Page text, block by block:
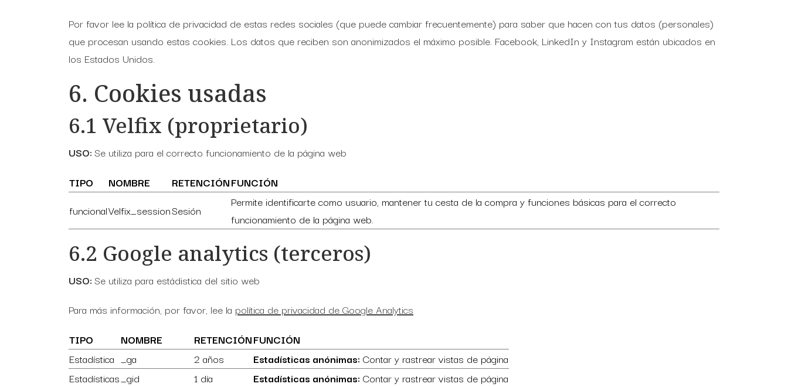
Por favor lee la política de privacidad de estas redes sociales (que puede cambiar frecuentemente) para saber que hacen con tus datos (personales)
que procesan usando estas cookies. Los datos que reciben son anonimizados el máximo posible. Facebook, LinkedIn y Instagram están ubicados en
los Estados Unidos.
6. Cookies usadas
6.1 Velfix (proprietario)
USO:Se utiliza para el correcto funcionamiento de la página web
TIPO
NOMBRE RETENCIÓNFUNCIÓN
funcionalVelfix_sessionSesión
Permite identificarte como usuario, mantener tu cesta de la compra y funciones básicas para el correcto
funcionamiento de la página web.
6.2 Google analytics (terceros)
USO:Se utiliza para estádistica del sitio web
Para más información, por favor, lee la política de privacidad de Google Analytics
TIPO
NOMBRE RETENCIÓNFUNCIÓN
Estadística _ga 2 años Estadísticas anónimas: Contar y rastrear vistas de página
Estadísticas_gid 1 día Estadísticas anónimas: Contar y rastrear vistas de página